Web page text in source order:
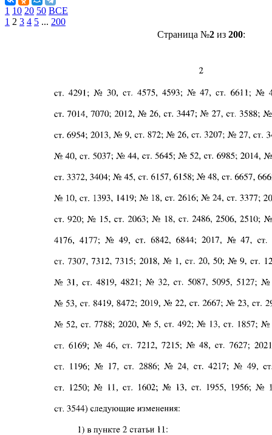
1 10 20 50 ВСЕ
1 2 3 4 5 ... 200
Страница №2из 200: